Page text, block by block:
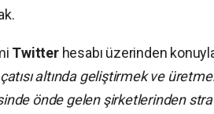
Twitterhesabı üzerinden
altında geliştirmek ve
önde gelen şirketlerinden